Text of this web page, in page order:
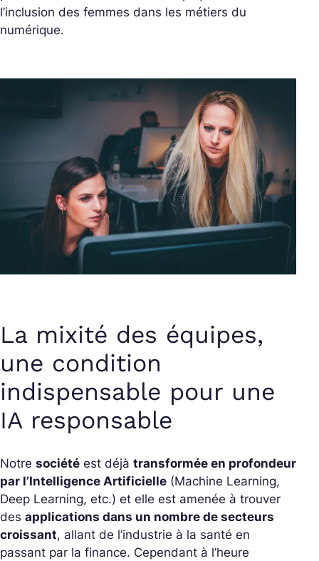
l’inclusion des femmes dans les métiers du
numérique.
La mixité des équipes,
une condition
indispensable pour une
IA responsable
Notre société est déjà transformée en profondeur
par l’Intelligence Artificielle (Machine Learning,
Deep Learning, etc.) et elle est amenée à trouver
des applications dans un nombre de secteurs
croissant, allant de l’industrie à la santé en
passant par la finance. Cependant à l’heure